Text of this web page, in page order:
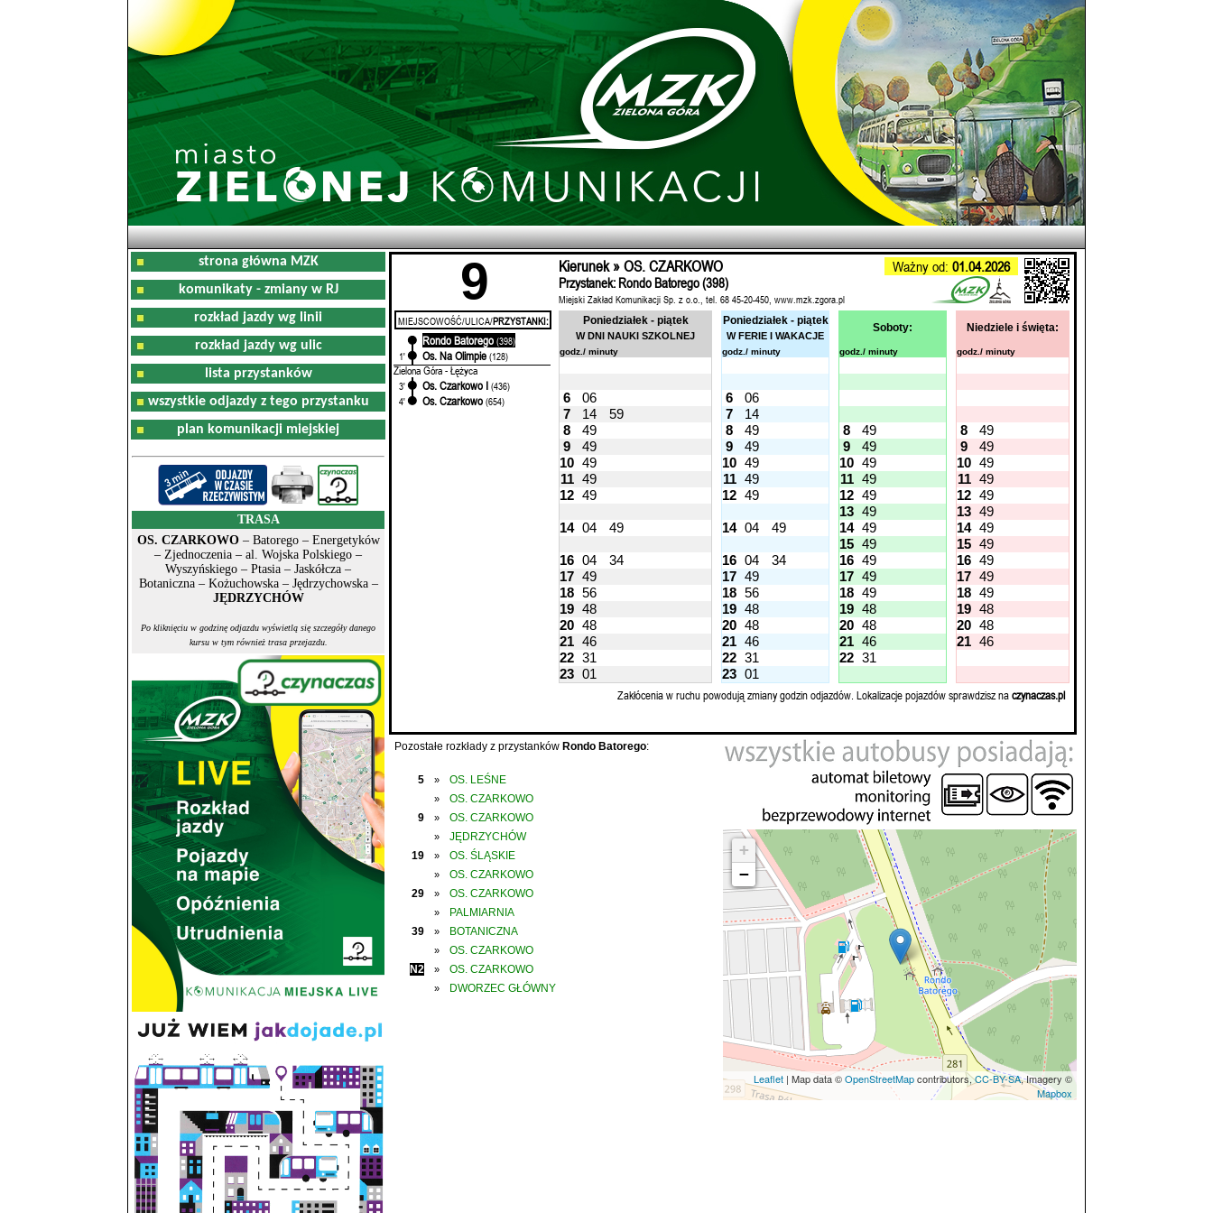
strona główna MZK
komunikaty - zmiany w RJ
rozkład jazdy wg linii
rozkład jazdy wg ulic
lista przystanków
wszystkie odjazdy z tego przystanku
plan komunikacji miejskiej
TRASA
OS. CZARKOWO– Batorego – Energetyków
– Zjednoczenia – al. Wojska Polskiego –
Wyszyńskiego – Ptasia – Jaskółcza –
Botaniczna – Kożuchowska – Jędrzychowska –
JĘDRZYCHÓW
Po kliknięciu w godzinę odjazdu wyświetlą się szczegóły danego
kursu w tym również trasa przejazdu.
9 Kierunek » OS. CZARKOWO Ważny od: 01.04.2026
Przystanek: Rondo Batorego (398)
Miejski Zakład Komunikacji Sp. z o.o., tel. 68 45-20-450, www.mzk.zgora.pl
MIEJSCOWOŚĆ/ULICA/PRZYSTANKI:
Rondo Batorego (398)
1'
Os. Na Olimpie (128)
Zielona Góra - Łężyca
3' Os. Czarkowo I (436)
4'
Os. Czarkowo (654)
Poniedziałek - piątek
W DNI NAUKI SZKOLNEJ
Poniedziałek - piątek
W FERIE I WAKACJE
Soboty: Niedziele i święta:
godz./ minuty godz./ minuty godz./ minuty godz./ minuty
6 06 6
06
7
14 59 7
14
8
49 8 49 8 49 8
49
9
49 9 49 9 49 9
49
10 49 10 49 10 49 10 49
11 49 11 49 11 49 11 49
12 49 12 49 12 49 12 49
13 49 13 49
14 04 49 14 04 49 14 49 14 49
15 49 15 49
16 04 34 16 04 34 16 49 16 49
17 49 17 49 17 49 17 49
18 56 18 56 18 49 18 49
19 48 19 48 19 48 19 48
20 48 20 48 20 48 20 48
21 46 21 46 21 46 21 46
22 31 22 31 22 31
23 01 23 01
Zakłócenia w ruchu powodują zmiany godzin odjazdów. Lokalizacje pojazdów sprawdzisz naczynaczas.pl
Pozostałe rozkłady z przystanków Rondo Batorego:
5 » OS. LEŚNE
»
OS. CZARKOWO
9
» OS. CZARKOWO
»
JĘDRZYCHÓW
19
» OS. ŚLĄSKIE
»
OS. CZARKOWO
29
» OS. CZARKOWO
»
PALMIARNIA
39
» BOTANICZNA
»
OS. CZARKOWO
N2
» OS. CZARKOWO
» DWORZEC GŁÓWNY
+
−
Leaflet | Map data ©OpenStreetMapcontributors,CC-BY-SA, Imagery ©
Mapbox